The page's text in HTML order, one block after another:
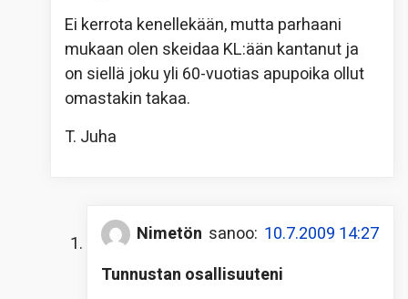
Ei kerrota kenellekään, mutta parhaani
mukaan olen skeidaa KL:ään kantanut ja
on siellä joku yli 60-vuotias apupoika ollut
omastakin takaa.
T. Juha
Nimetön sanoo: 10.7.2009 14:27
Tunnustan osallisuuteni